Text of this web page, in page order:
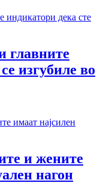
главните
изгубиле во
и жените
нагон